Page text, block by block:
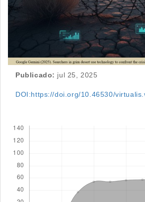
Publicado: jul 25, 2025
DOI:https://doi.org/10.46530/